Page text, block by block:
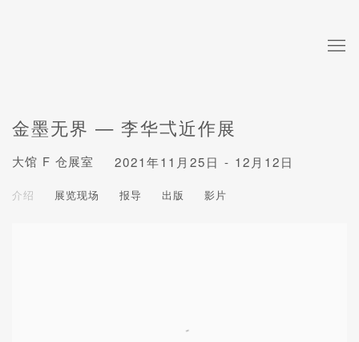
金墨无界 — 李华弌近作展
大馆 F 仓展室 2021年11月25日 - 12月12日
介绍 展览现场 报导 出版 影片